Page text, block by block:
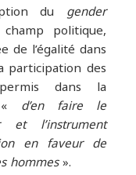
du gender
politique,
de l’égalité dans
participation des
dans la
d’en faire le
et l’instrument
en faveur de
hommes».